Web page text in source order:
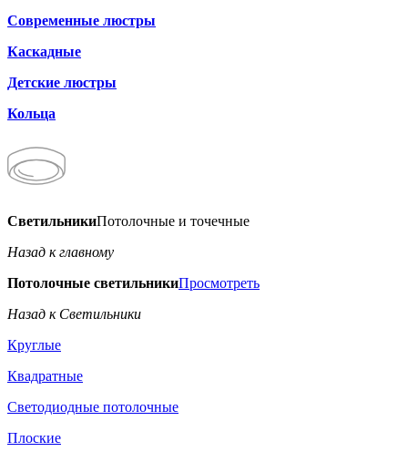
Современные люстры
Каскадные
Детские люстры
Кольца
СветильникиПотолочные и точечные
Назад к главному
Потолочные светильникиПросмотреть
Назад к Светильники
Круглые
Квадратные
Светодиодные потолочные
Плоские